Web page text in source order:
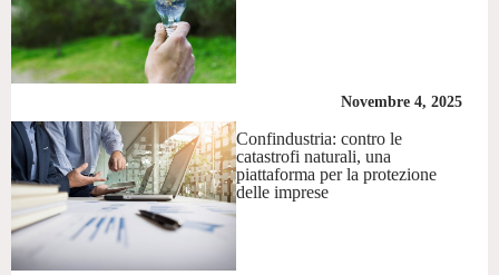
Novembre 4, 2025
Confindustria: contro le
catastrofi naturali, una
piattaforma per la protezione
delle imprese